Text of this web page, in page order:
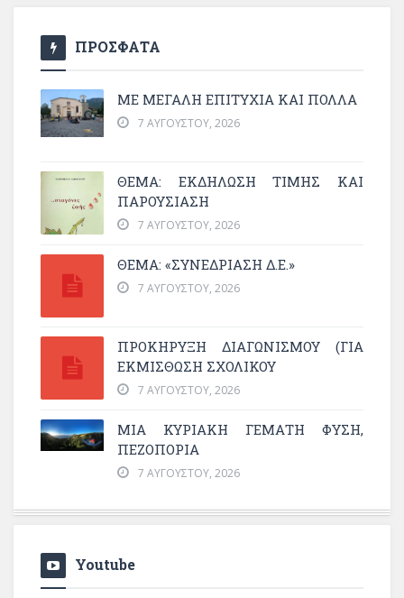
ΠΡΟΣΦΑΤΑ
ΜΕ ΜΕΓΆΛΗ ΕΠΙΤΥΧΊΑ ΚΑΙ ΠΟΛΛΆ
7 ΑΥΓΟΎΣΤΟΥ, 2026
ΘΈΜΑ: ΕΚΔΉΛΩΣΗ ΤΙΜΉΣ ΚΑΙ
ΠΑΡΟΥΣΊΑΣΗ
7 ΑΥΓΟΎΣΤΟΥ, 2026
ΘΕΜΑ: «ΣΥΝΕΔΡΊΑΣΗ Δ.Ε.»
7 ΑΥΓΟΎΣΤΟΥ, 2026
ΠΡΟΚΗΡΥΞΗ ΔΙΑΓΩΝΙΣΜΟΥ (ΓΙΑ
ΕΚΜΊΣΘΩΣΗ ΣΧΟΛΙΚΟΎ
7 ΑΥΓΟΎΣΤΟΥ, 2026
ΜΙΑ ΚΥΡΙΑΚΉ ΓΕΜΆΤΗ ΦΎΣΗ,
ΠΕΖΟΠΟΡΊΑ
7 ΑΥΓΟΎΣΤΟΥ, 2026
Youtube